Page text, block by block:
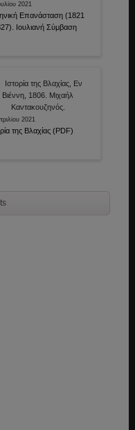
2021
Επανάσταση (1821
Ιουλιανή Σύμβαση
2021
της Βλαχίας (PDF)